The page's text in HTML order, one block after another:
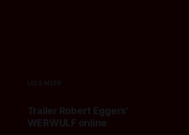
LEES MEER
Trailer Robert Eggers'
WERWULF online